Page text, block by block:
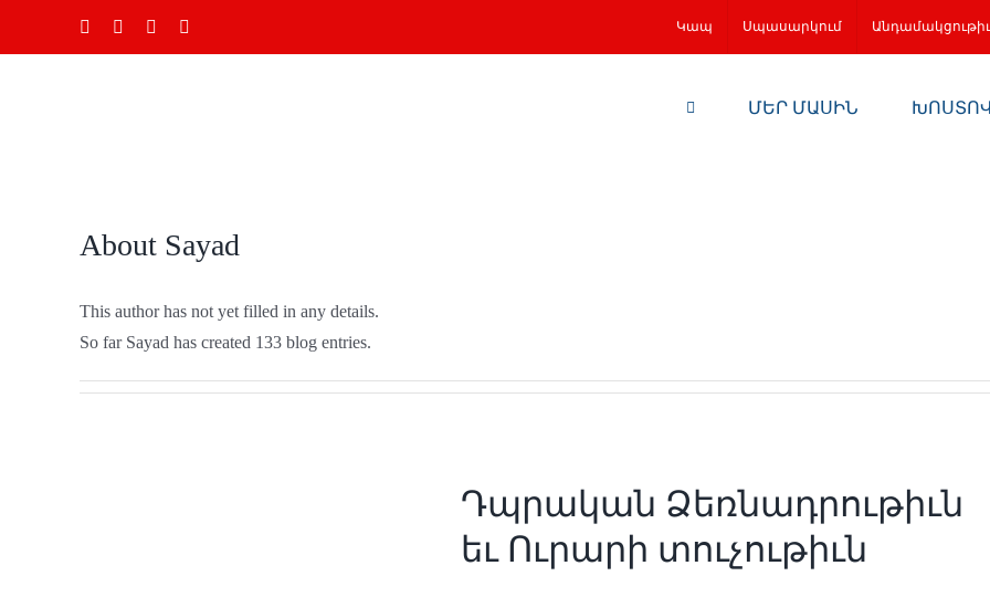
ՖեյսբուքInstagramYouTube Կապ Սպասարկում
ՄԵՐ ՄԱՍԻՆ
About Sayad
This author has not yet filled in any details.
So far Sayad has created 133 blog entries.
Դպրական Ձեռնադրութիւն
եւ Ուրարի տուչութիւն